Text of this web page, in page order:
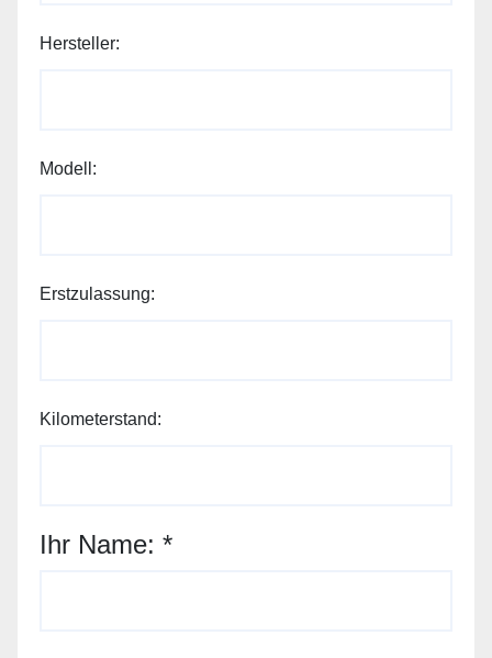
Hersteller:
Wunschbetrag:
Modell:
Erstzulassung:
Kilometerstand:
Ihr Name: *